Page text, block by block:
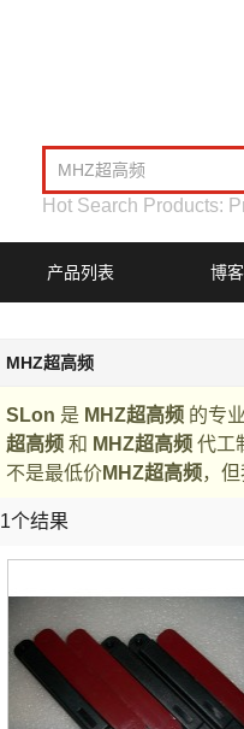
Hot Search Products:
产品列表 博客
MHZ超高频
SLon 是 MHZ超高频 的专
超高频 和 MHZ超高频 代工
不是最低价MHZ超高频，
1个结果